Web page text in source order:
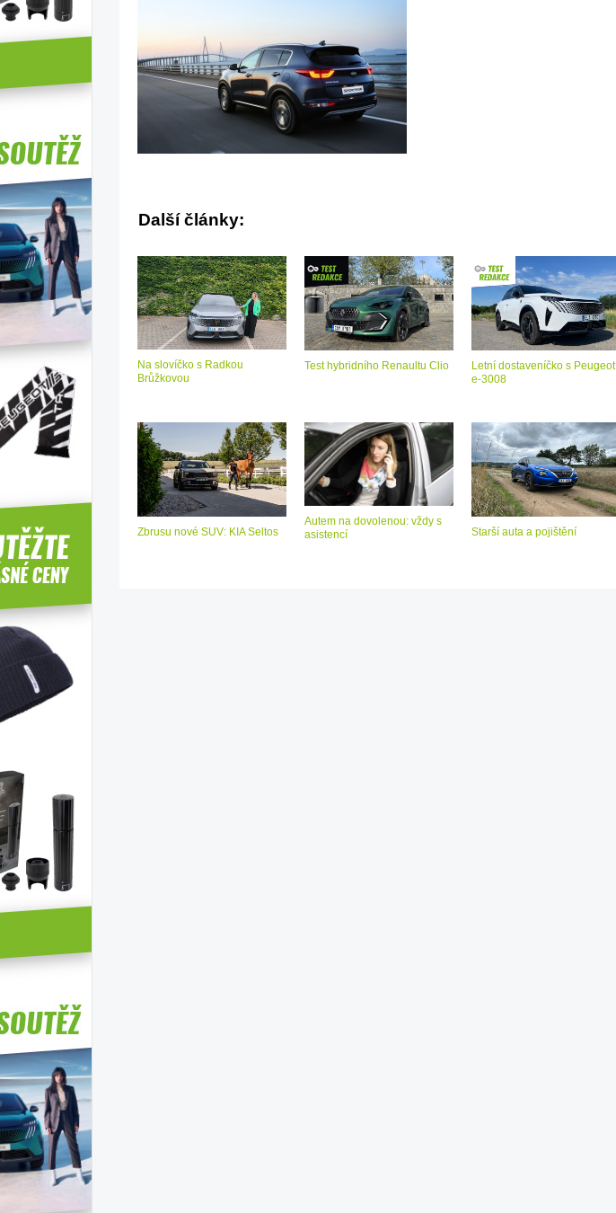
Další články:
Na slovíčko s Radkou
Brůžkovou
Test hybridního Renaultu Clio
Letní dostaveníčko s Peugeot
e-3008
Zbrusu nové SUV: KIA Seltos
Autem na dovolenou: vždy s
asistencí
Starší auta a pojištění